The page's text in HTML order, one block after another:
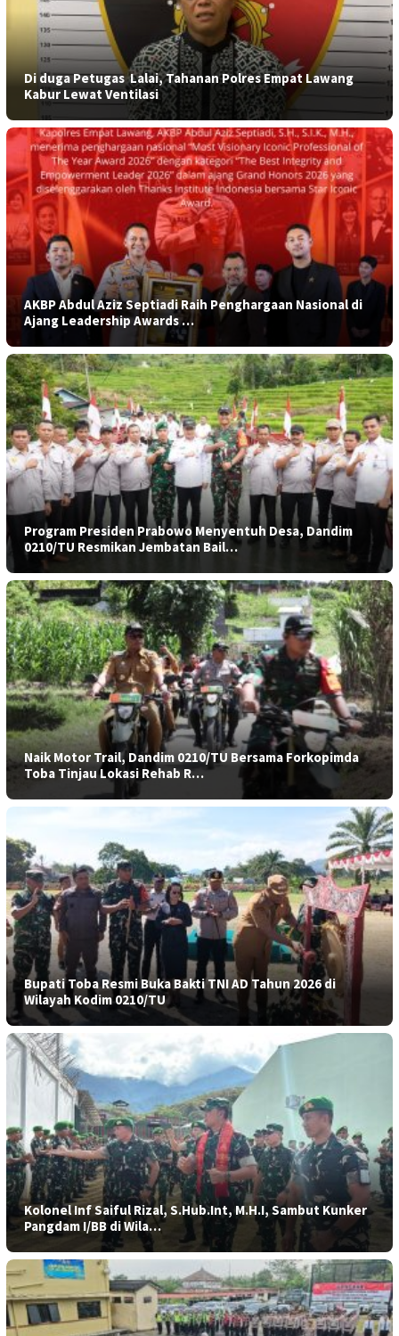
​Di duga Petugas Lalai, Tahanan Polres Empat Lawang
Kabur Lewat Ventilasi
AKBP Abdul Aziz Septiadi Raih Penghargaan Nasional di
Ajang Leadership Awards …
Program Presiden Prabowo Menyentuh Desa, Dandim
0210/TU Resmikan Jembatan Bail…
Naik Motor Trail, Dandim 0210/TU Bersama Forkopimda
Toba Tinjau Lokasi Rehab R…
Bupati Toba Resmi Buka Bakti TNI AD Tahun 2026 di
Wilayah Kodim 0210/TU
Kolonel Inf Saiful Rizal, S.Hub.Int, M.H.I, Sambut Kunker
Pangdam I/BB di Wila…